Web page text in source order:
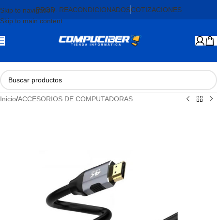
Skip to navigation
Skip to main content
PROD. REACONDICIONADOSCOTIZACIONES
Inicio/ACCESORIOS DE COMPUTADORAS